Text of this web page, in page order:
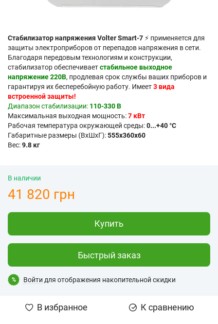
Стабилизатор напряжения Volter Smart-7 ⚡ применяется для
защиты электроприборов от перепадов напряжения в сети.
Благодаря передовым технологиям и конструкции,
стабилизатор обеспечиваетстабильное выходное
напряжение 220В, продлевая срок службы ваших приборов и
гарантируя их бесперебойную работу. Имеет3 вида
встроенной защиты!
Диапазон стабилизации: 110-330 В
Максимальная выходная мощность:7 кВт
Рабочая температура окружающей среды:0...+40 °C
Габаритные размеры (ВхШхГ):555x360х60
Вес:9.8 кг
В наличии
41 820 грн
Купить
Быстрый заказ
% Войти для отображения накопительной скидки
В избранное К сравнению